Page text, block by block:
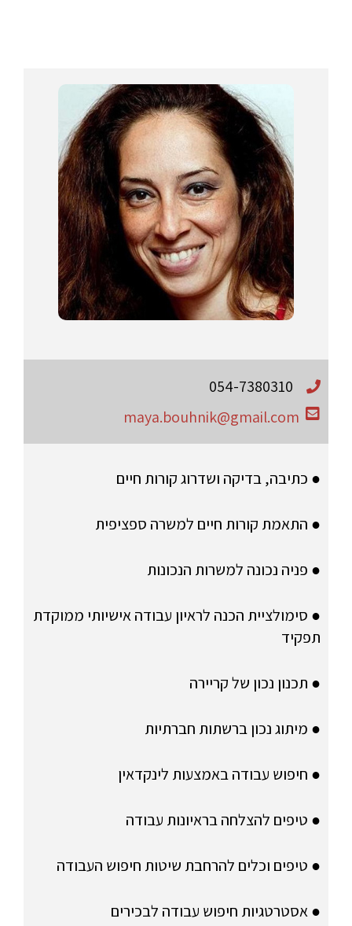
054-7380310
maya.bouhnik@gmail.com
● כתיבה, בדיקה ושדרוג קורות חיים
● התאמת קורות חיים למשרה ספציפית
● פניה נכונה למשרות הנכונות
● סימולציית הכנה לראיון עבודה אישיותי ממוקדת
תפקיד
● תכנון נכון של קריירה
● מיתוג נכון ברשתות חברתיות
● חיפוש עבודה באמצעות לינקדאין
● טיפים להצלחה בראיונות עבודה
● טיפים וכלים להרחבת שיטות חיפוש העבודה
● אסטרטגיות חיפוש עבודה לבכירים